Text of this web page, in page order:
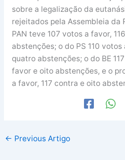
sobre a legalização da
rejeitados pela Assembleia da
PAN teve 107 votos a favor,
abstenções; o do PS 110
quatro abstenções; o do BE
favor e oito abstenções, e o
a favor, 117 contra e oito
← Previous Artigo